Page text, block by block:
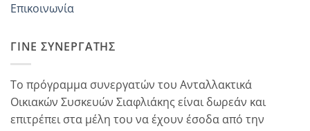
Επικοινωνία
ΓΊΝΕ ΣΥΝΕΡΓΆΤΗΣ
Το πρόγραμμα συνεργατών του Ανταλλακτικά
Οικιακών Συσκευών Σιαφλιάκης είναι δωρεάν και
επιτρέπει στα μέλη του να έχουν έσοδα από την